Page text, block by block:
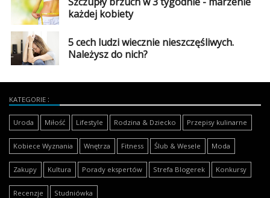
każdej kobiety
5 cech ludzi wiecznie nieszczęśliwych.
Należysz do nich?
KATEGORIE
Uroda Miłość Lifestyle Rodzina & Dziecko Przepisy kulinarne
Kobiece Wyznania Wnętrza Fitness Ślub & Wesele Moda
Zakupy Kultura Porady ekspertów Strefa Blogerek Konkursy
Recenzje Studniówka